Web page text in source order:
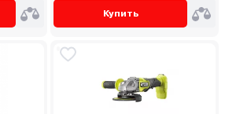
Купить